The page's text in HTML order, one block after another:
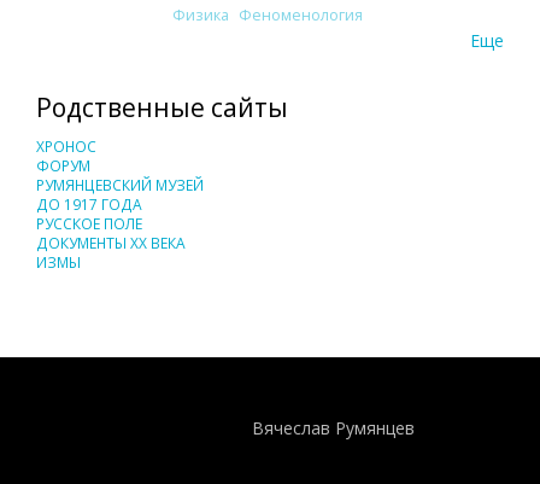
Физика Феноменология
Еще
Родственные сайты
ХРОНОС
ФОРУМ
РУМЯНЦЕВСКИЙ МУЗЕЙ
ДО 1917 ГОДА
РУССКОЕ ПОЛЕ
ДОКУМЕНТЫ XX ВЕКА
ИЗМЫ
Вячеслав Румянцев